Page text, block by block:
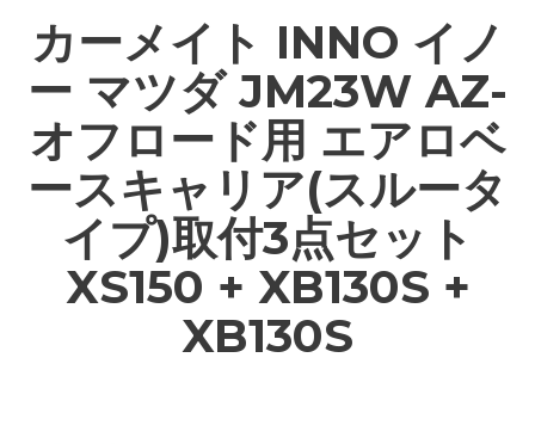
カーメイト INNO イノ
ー マツダ JM23W AZ-
オフロード用 エアロベ
ースキャリア(スルータ
イプ)取付3点セット
XS150 + XB130S +
XB130S